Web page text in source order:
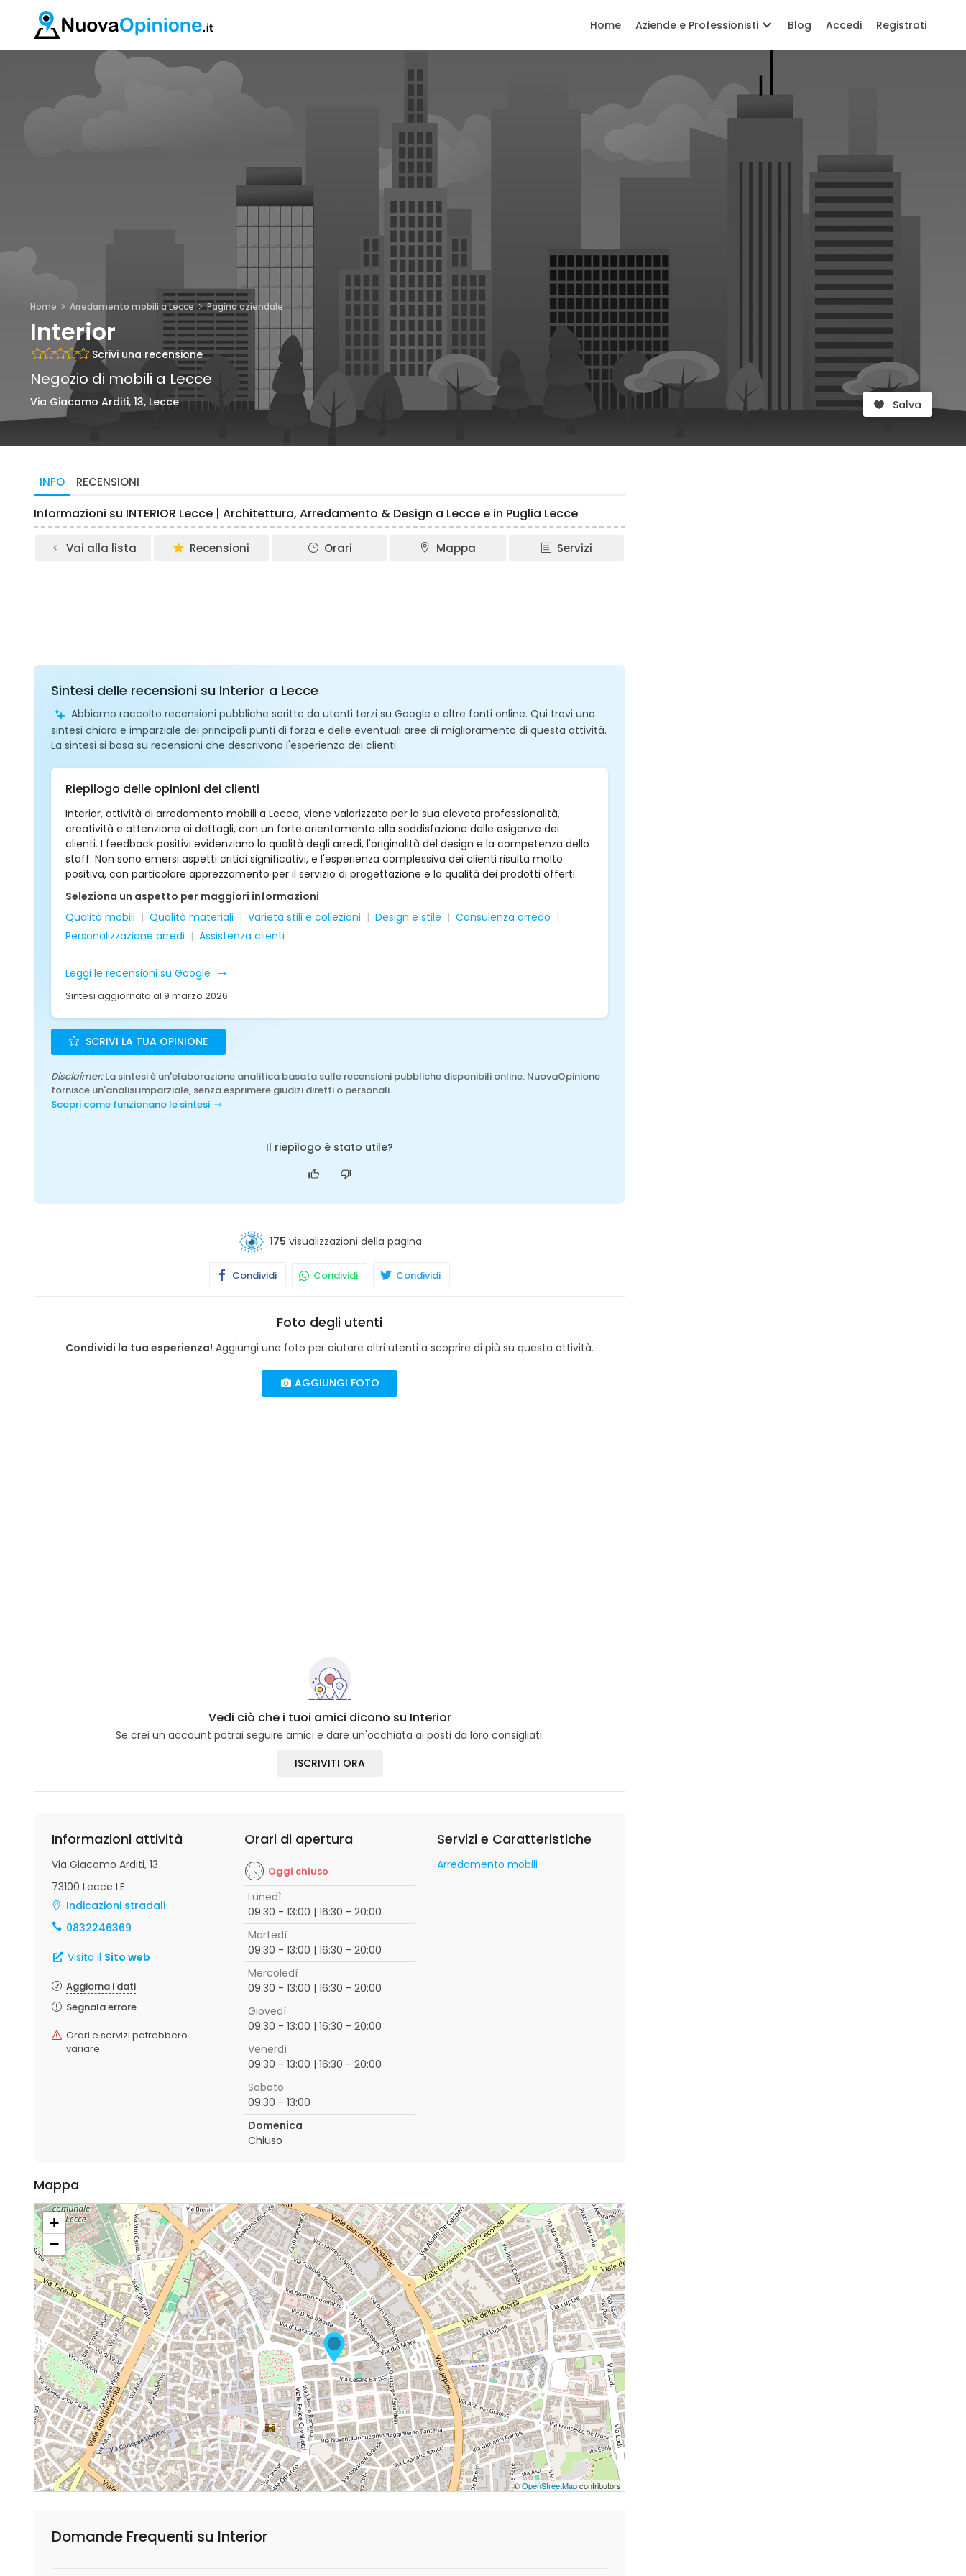
Home Aziende e Professionisti Blog Accedi Registrati
Home Arredamento mobili a Lecce Pagina aziendale
Interior
Scrivi una recensione
Negozio di mobili a Lecce
Via Giacomo Arditi, 13, Lecce Salva
INFO RECENSIONI
Informazioni su INTERIOR Lecce | Architettura, Arredamento & Design a Lecce e in Puglia Lecce
Vai alla lista Recensioni Orari Mappa Servizi
Sintesi delle recensioni su Interior a Lecce
Abbiamo raccolto recensioni pubbliche scritte da utenti terzi su Google e altre fonti online. Qui trovi una
sintesi chiara e imparziale dei principali punti di forza e delle eventuali aree di miglioramento di questa attività.
La sintesi si basa su recensioni che descrivono l'esperienza dei clienti.
Riepilogo delle opinioni dei clienti
Interior, attività di arredamento mobili a Lecce, viene valorizzata per la sua elevata professionalità,
creatività e attenzione ai dettagli, con un forte orientamento alla soddisfazione delle esigenze dei
clienti. I feedback positivi evidenziano la qualità degli arredi, l'originalità del design e la competenza dello
staff. Non sono emersi aspetti critici significativi, e l'esperienza complessiva dei clienti risulta molto
positiva, con particolare apprezzamento per il servizio di progettazione e la qualità dei prodotti offerti.
Seleziona un aspetto per maggiori informazioni
Qualità mobili
Qualità materiali Varietà stili e collezioni Design e stile
Consulenza arredo
Personalizzazione arredi
Assistenza clienti
Leggi le recensioni su Google
Sintesi aggiornata al 9 marzo 2026
SCRIVI LA TUA OPINIONE
Disclaimer:La sintesi è un'elaborazione analitica basata sulle recensioni pubbliche disponibili online. NuovaOpinione
fornisce un'analisi imparziale, senza esprimere giudizi diretti o personali.
Scopri come funzionano le sintesi
Il riepilogo è stato utile?
175 visualizzazioni della pagina
Condividi Condividi Condividi
Foto degli utenti
Condividi la tua esperienza! Aggiungi una foto per aiutare altri utenti a scoprire di più su questa attività.
AGGIUNGI FOTO
Vedi ciò che i tuoi amici dicono su Interior
Se crei un account potrai seguire amici e dare un'occhiata ai posti da loro consigliati.
ISCRIVITI ORA
Informazioni attività
Via Giacomo Arditi, 13
73100 Lecce LE
Indicazioni stradali
0832246369
Visita il Sito web
Aggiorna i dati
Segnala errore
Orari e servizi potrebbero
variare
Orari di apertura
Oggi chiuso
Lunedì
09:30 - 13:00 | 16:30 - 20:00
Martedì
09:30 - 13:00 | 16:30 - 20:00
Mercoledì
09:30 - 13:00 | 16:30 - 20:00
Giovedì
09:30 - 13:00 | 16:30 - 20:00
Venerdì
09:30 - 13:00 | 16:30 - 20:00
Sabato
09:30 - 13:00
Domenica
Chiuso
Servizi e Caratteristiche
Arredamento mobili
Mappa
+
−
©OpenStreetMapcontributors
Domande Frequenti su Interior